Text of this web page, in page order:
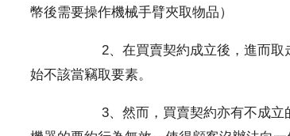
幣後需要操作機械手臂夾取物品）
2、在買賣契約成立後，進而取走物品
始不該當竊取要素。
3、然而，買賣契約亦有不成立的時候